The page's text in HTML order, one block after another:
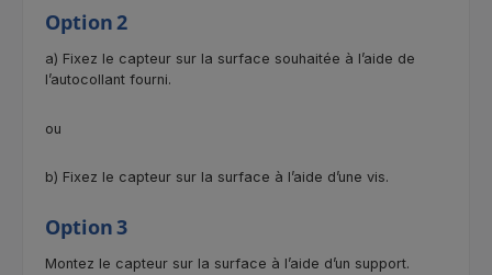
Option 2
a) Fixez le capteur sur la surface souhaitée à l’aide de
l’autocollant fourni.
ou
b) Fixez le capteur sur la surface à l’aide d’une vis.
Option 3
Montez le capteur sur la surface à l’aide d’un support.